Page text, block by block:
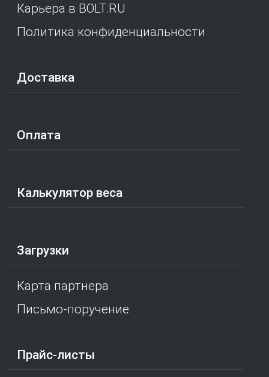
Карьера в BOLT.RU
Политика конфиденциальности
Доставка
Оплата
Калькулятор веса
Загрузки
Карта партнера
Письмо-поручение
Прайс-листы